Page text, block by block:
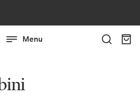
Menu